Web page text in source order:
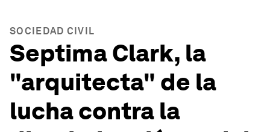
SOCIEDAD CIVIL
Septima Clark, la
"arquitecta" de la
lucha contra la